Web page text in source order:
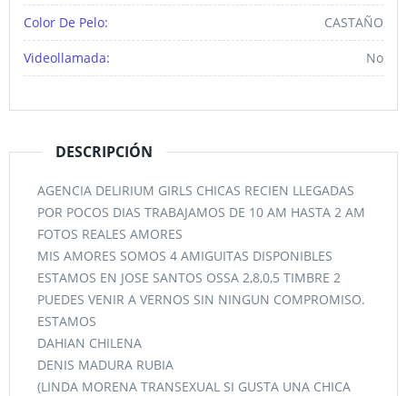
Color De Pelo: CASTAÑO
Videollamada: No
DESCRIPCIÓN
AGENCIA DELIRIUM GIRLS CHICAS RECIEN LLEGADAS
POR POCOS DIAS TRABAJAMOS DE 10 AM HASTA 2 AM
FOTOS REALES AMORES
MIS AMORES SOMOS 4 AMIGUITAS DISPONIBLES
ESTAMOS EN JOSE SANTOS OSSA 2,8,0,5 TIMBRE 2
PUEDES VENIR A VERNOS SIN NINGUN COMPROMISO.
ESTAMOS
DAHIAN CHILENA
DENIS MADURA RUBIA
(LINDA MORENA TRANSEXUAL SI GUSTA UNA CHICA